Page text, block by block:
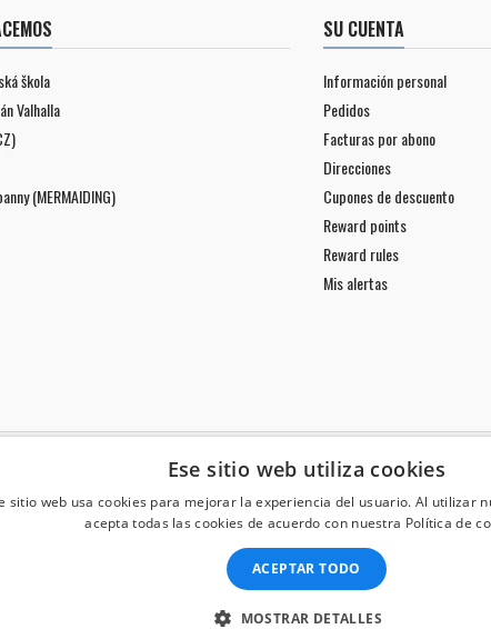
škola
Valhalla
(MERMAIDING)
SU CUENTA
Información personal
Pedidos
Facturas por abono
Direcciones
Cupones de descuento
Reward points
Reward rules
Mis alertas
All prices are mentioned tax included
Ese sitio web utiliza cookies
sitio web usa cookies para mejorar la experiencia del usuario. Al utilizar
acepta todas las cookies de acuerdo con nuestra Política de
ACEPTAR TODO
MOSTRAR DETALLES